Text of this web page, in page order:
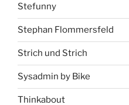
Stefunny
Stephan Flommersfeld
Strich und Strich
Sysadmin by Bike
Thinkabout